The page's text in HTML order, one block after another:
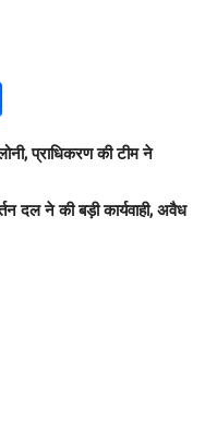
प्राधिकरण की टीम ने
दल ने की बड़ी कार्यवाही, अवैध